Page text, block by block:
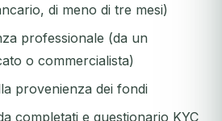
di meno di tre mesi)
professionale (da un
o commercialista)
provenienza dei fondi
completati e questionario KYC